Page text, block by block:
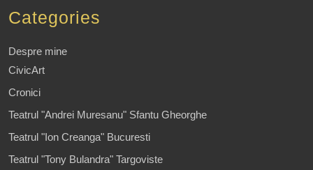
Categories
Despre mine
CivicArt
Cronici
Teatrul "Andrei Muresanu" Sfantu Gheorghe
Teatrul "Ion Creanga" Bucuresti
Teatrul "Tony Bulandra" Targoviste